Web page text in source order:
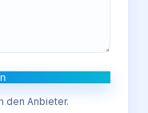
den Anbieter.